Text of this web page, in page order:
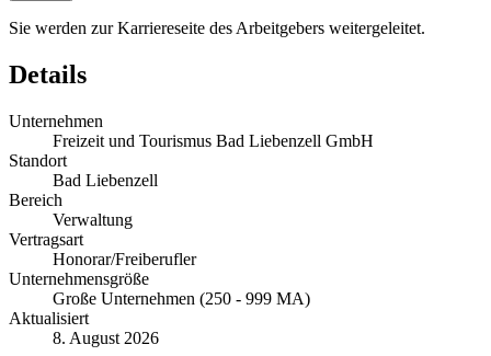
Sie werden zur Karriereseite des Arbeitgebers weitergeleitet.
Details
Unternehmen
Freizeit und Tourismus Bad Liebenzell GmbH
Standort
Bad Liebenzell
Bereich
Verwaltung
Vertragsart
Honorar/Freiberufler
Unternehmensgröße
Große Unternehmen (250 - 999 MA)
Aktualisiert
8. August 2026